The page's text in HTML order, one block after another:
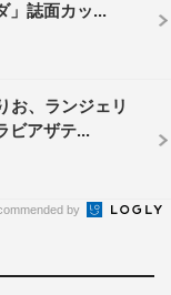
」誌面カッ...
お、ランジェリ
ビアザテ...
by